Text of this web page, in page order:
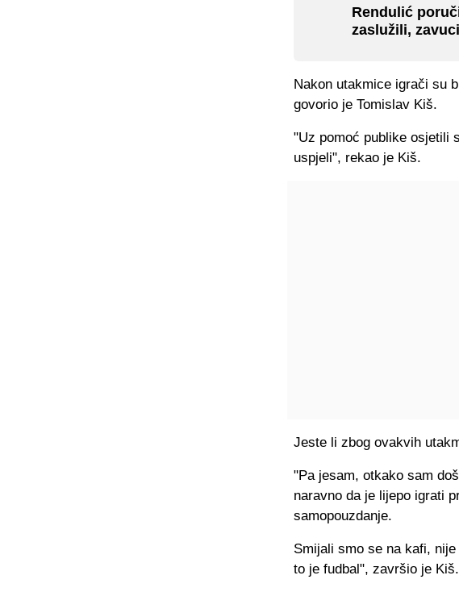
Rendulić
zaslužili,
Nakon utakmice igrači su
govorio je Tomislav Kiš.
"Uz pomoć publike osjetili
uspjeli", rekao je Kiš.
Jeste li zbog ovakvih
"Pa jesam, otkako sam
naravno da je lijepo igrati
samopouzdanje.
Smijali smo se na kafi,
to je fudbal", završio je Kiš.